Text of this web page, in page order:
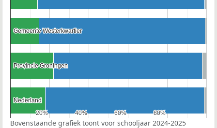
20%
20% 40%
40% 60%
60% 80%
80%
Gemeente Westerkwartier
Gemeente Westerkwartier
Provincie Groningen
Provincie Groningen
Nederland
Nederland
Bovenstaande grafiek toont voor schooljaar 2024-2025